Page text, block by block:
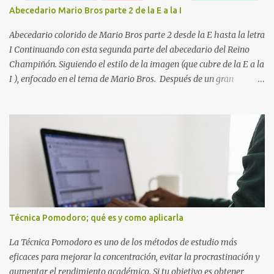
personas creen que estudiar durante varias horas garantiza
buenos resultados. Sin embargo, la calidad del estudio es mucho
más importante que la cantidad de tiempo invertido. Cuando
detectas y corrige...
Abecedario Mario Bros parte 2 de la E a la I
Abecedario colorido de Mario Bros parte 2 desde la E hasta la letra
I Continuando con esta segunda parte del abecedario del Reino
Champiñón. Siguiendo el estilo de la imagen (que cubre de la E a la
I ), enfocado en el tema de Mario Bros. Después de un gran
detalladamente en la siguiente imagen, donde hemos unificados
las 5 letras en una sola imagen. Letras individuales para descargar
Letra E color azul Letra F color rojo Letra G color Verde Letra H
Letra I Estas letras no solo destacan por sus colores vibrantes y su
diseño geométrico inspirado en el Reino Champiñón, sino que
también representan elementos clave de la saga: · E de Estrella :
El ítem que nos da la invencibilidad necesaria para atravesar
cualquier obstáculo. · ...
Técnica Pomodoro; qué es y como aplicarla
La Técnica Pomodoro es uno de los métodos de estudio más
eficaces para mejorar la concentración, evitar la procrastinación y
aumentar el rendimiento académico. Si tu objetivo es obtener